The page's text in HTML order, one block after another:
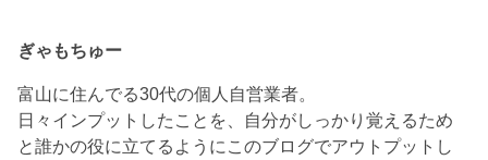
ぎゃもちゅー
富山に住んでる30代の個人自営業者。
日々インプットしたことを、自分がしっかり覚えるため
と誰かの役に立てるようにこのブログでアウトプットし